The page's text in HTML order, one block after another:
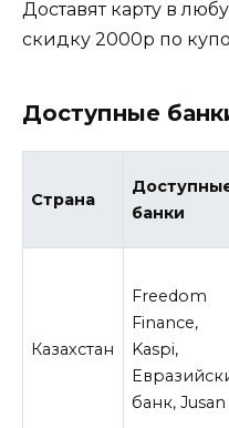
Доставят карту в
скидку 2000р по
Доступные
Страна
банки
Казахстан
Freedom
Finance,
Kaspi,
банк, Jusan